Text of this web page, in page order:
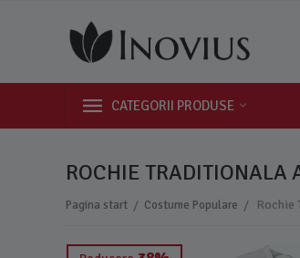
CATEGORII PRODUSE
ROCHIE TRADITIONALA
Pagina start / Costume Populare /
Reducere 38%